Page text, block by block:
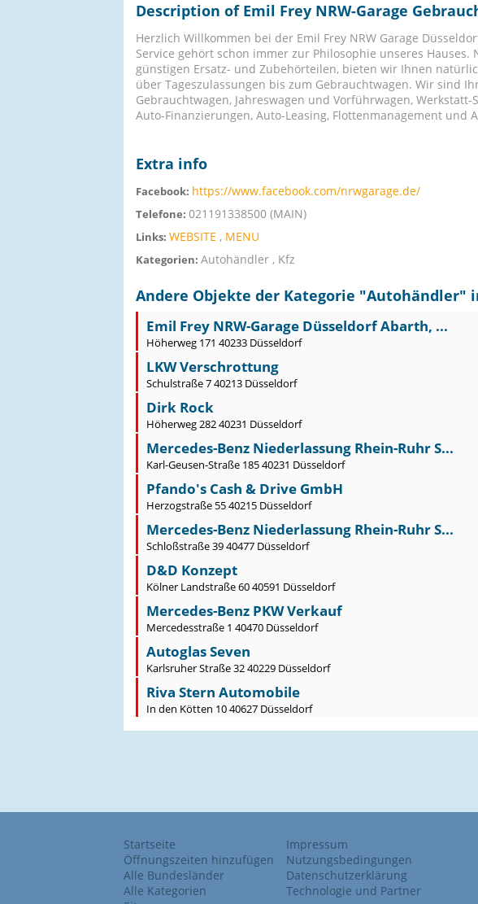
Description of Emil Frey NRW-Garage
Herzlich Willkommen bei der Emil Frey NRW Garage
Service gehört schon immer zur Philosophie unseres
günstigen Ersatz- und Zubehörteilen, bieten wir Ihnen
über Tageszulassungen bis zum Gebrauchtwagen. Wir sind
Gebrauchtwagen, Jahreswagen und Vorführwagen,
Auto-Finanzierungen, Auto-Leasing, Flottenmanagement und
Extra info
Facebook: https://www.facebook.com/nrwgarage.de/
Telefone: 021191338500 (MAIN)
Links: WEBSITE , MENU
Kategorien: Autohändler , Kfz
Andere Objekte der Kategorie "Autohändler"
Emil Frey NRW-Garage Düsseldorf Abarth, ...
Höherweg 171 40233 Düsseldorf
LKW Verschrottung
Schulstraße 7 40213 Düsseldorf
Dirk Rock
Höherweg 282 40231 Düsseldorf
Mercedes-Benz Niederlassung Rhein-Ruhr S...
Karl-Geusen-Straße 185 40231 Düsseldorf
Pfando's Cash & Drive GmbH
Herzogstraße 55 40215 Düsseldorf
Mercedes-Benz Niederlassung Rhein-Ruhr S...
Schloßstraße 39 40477 Düsseldorf
D&D Konzept
Kölner Landstraße 60 40591 Düsseldorf
Mercedes-Benz PKW Verkauf
Mercedesstraße 1 40470 Düsseldorf
Autoglas Seven
Karlsruher Straße 32 40229 Düsseldorf
Riva Stern Automobile
In den Kötten 10 40627 Düsseldorf
Startseite
Öffnungszeiten hinzufügen
Alle Bundesländer
Alle Kategorien
Impressum
Nutzungsbedingungen
Datenschutzerklärung
Technologie und Partner